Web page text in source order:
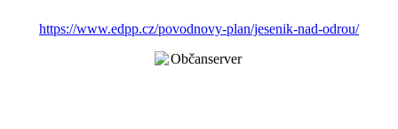
https://www.edpp.cz/povodnovy-plan/jesenik-nad-odrou/